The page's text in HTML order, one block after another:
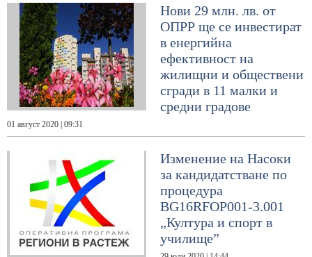
Нови 29 млн. лв. от
ОПРР ще се инвестират
в енергийна
ефективност на
жилищни и обществени
сгради в 11 малки и
средни градове
01 август 2020 | 09:31
Изменение на Насоки
за кандидатстване по
процедура
BG16RFOP001-3.001
„Култура и спорт в
училище”